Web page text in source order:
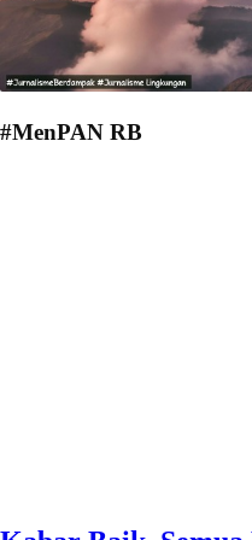
#MenPAN RB